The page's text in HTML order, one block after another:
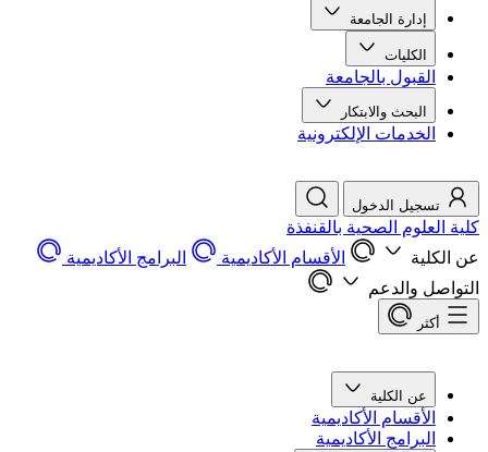
إدارة الجامعة
الكليات
القبول بالجامعة
البحث والابتكار
الخدمات الإلكترونية
تسجيل الدخول
كلية العلوم الصحية بالقنفذة
عن الكلية
الأقسام الأكاديمية
البرامج الأكاديمية
التواصل والدعم
أكثر
عن الكلية
الأقسام الأكاديمية
البرامج الأكاديمية